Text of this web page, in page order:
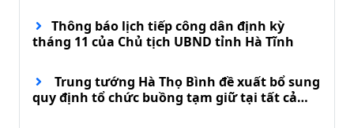
Thông báo lịch tiếp công dân định kỳ
tháng 11 của Chủ tịch UBND tỉnh Hà Tĩnh
Trung tướng Hà Thọ Bình đề xuất bổ sung
quy định tổ chức buồng tạm giữ tại tất cả